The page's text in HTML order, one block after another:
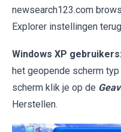
newsearch123.com
Explorer instellingen
Windows XP gebruikers:
het geopende scherm typ
scherm klik je op de
Herstellen.